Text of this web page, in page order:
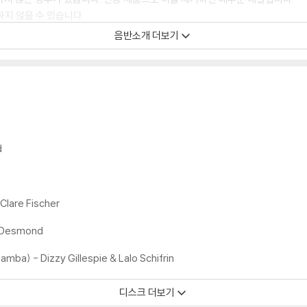
않을 수 있습니다.
품/교환이 불가합니다.
차이가 나는 경우도 있습니다.
위해 개봉 시의 동영상을 요청할 수 있으며, 동영상이 없는 경우 반품/교환
음반소개 더보기
Fischer
- Dizzy Gillespie & Lalo Schifrin
디스크 더보기